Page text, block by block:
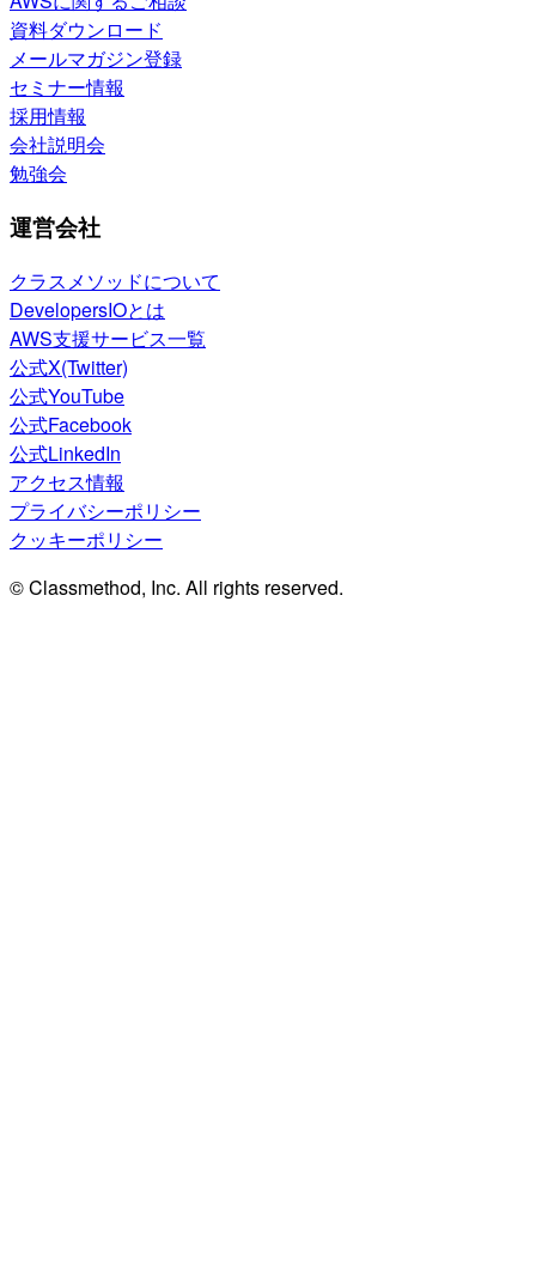
資料ダウンロード
メールマガジン登録
セミナー情報
採用情報
会社説明会
勉強会
運営会社
クラスメソッドについて
DevelopersIOとは
AWS支援サービス一覧
公式X(Twitter)
公式YouTube
公式Facebook
公式LinkedIn
アクセス情報
プライバシーポリシー
クッキーポリシー
© Classmethod, Inc. All rights reserved.